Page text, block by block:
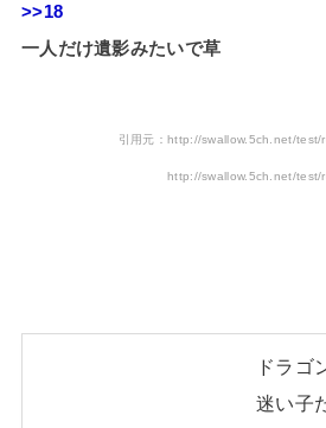
>>18
一人だけ遺影みたいで草
引用元：http://swallow.5ch.net/
http://swallow.5ch.net/
ドラゴ
迷い子